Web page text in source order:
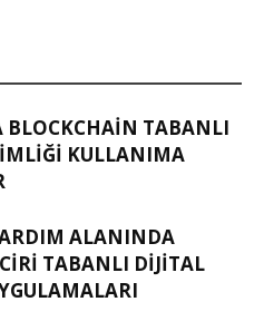
BLOCKCHAIN TABANLI
KULLANIMA
ALANINDA
TABANLI DIJITAL